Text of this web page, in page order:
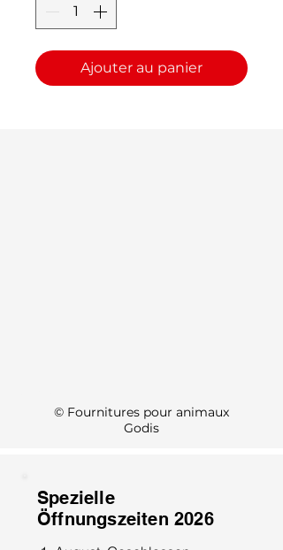
Ajouter au panier
© Fournitures pour animaux
Godis
Spezielle
Öffnungszeiten 2026